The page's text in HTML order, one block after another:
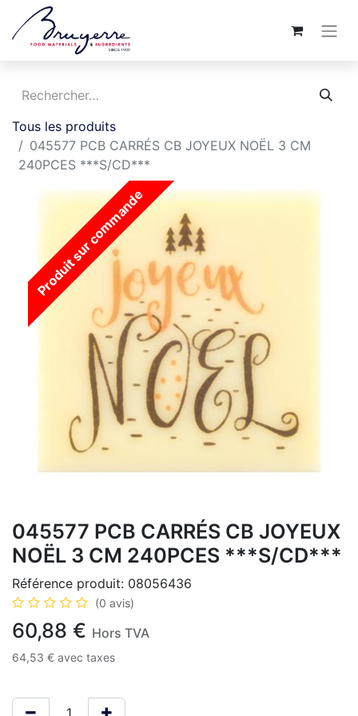
Tous les produits
045577 PCB CARRÉS CB JOYEUX NOËL 3 CM
240PCES ***S/CD***
Produit sur commande
045577 PCB CARRÉS CB JOYEUX
NOËL 3 CM 240PCES ***S/CD***
Référence produit: 08056436
(0 avis)
60,88 € Hors TVA
64,53 € avec taxes